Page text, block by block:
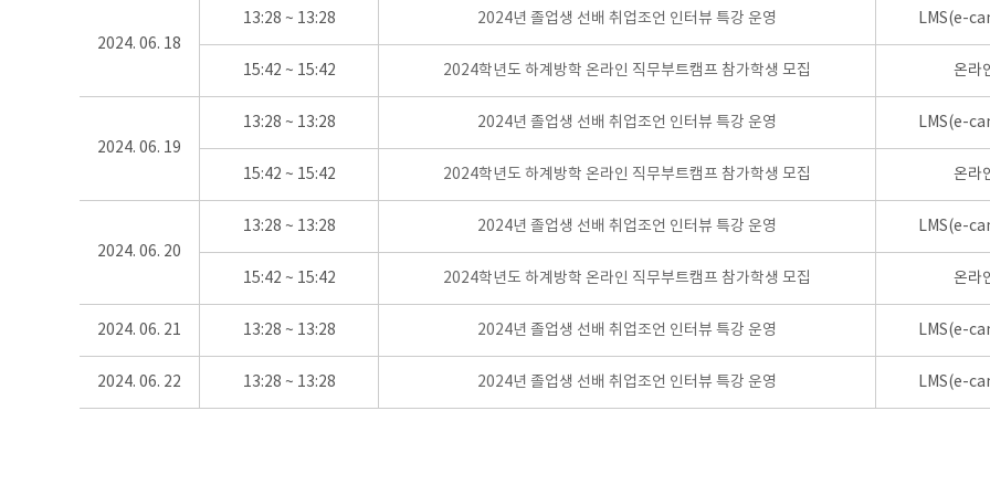
2024. 06. 18
13:28 ~ 13:28 2024년 졸업생 선배 취업조언 인터뷰 특강 운영 LMS(e-
15:42 ~ 15:42 2024학년도 하계방학 온라인 직무부트캠프 참가학생 모집 온라
2024. 06. 19
13:28 ~ 13:28 2024년 졸업생 선배 취업조언 인터뷰 특강 운영 LMS(e-
15:42 ~ 15:42 2024학년도 하계방학 온라인 직무부트캠프 참가학생 모집 온라
2024. 06. 20
13:28 ~ 13:28 2024년 졸업생 선배 취업조언 인터뷰 특강 운영 LMS(e-
15:42 ~ 15:42 2024학년도 하계방학 온라인 직무부트캠프 참가학생 모집 온라
2024. 06. 21 13:28 ~ 13:28 2024년 졸업생 선배 취업조언 인터뷰 특강 운영 LMS(e-
2024. 06. 22 13:28 ~ 13:28 2024년 졸업생 선배 취업조언 인터뷰 특강 운영 LMS(e-